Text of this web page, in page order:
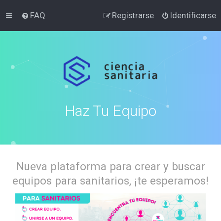
FAQ Identificarse
Registrarse
Haz Tu Equipo
Nueva plataforma para crear y buscar
equipos para sanitarios, ¡te esperamos!